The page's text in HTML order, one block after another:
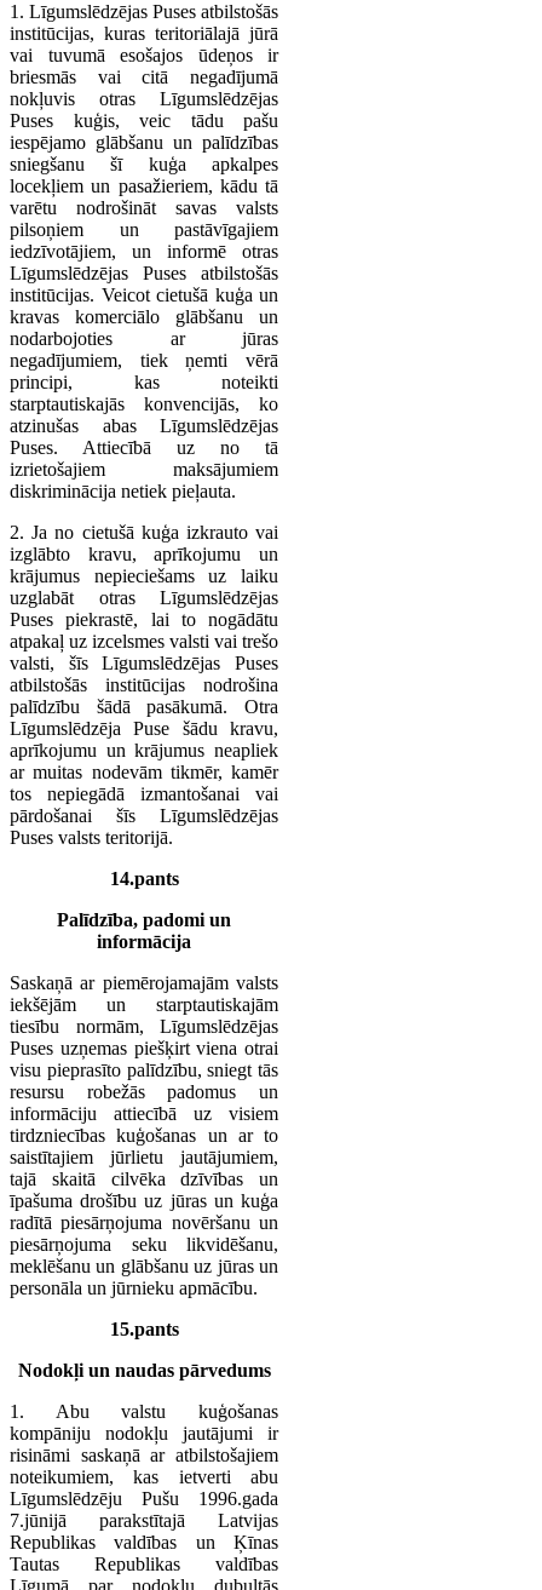
1. Līgumslēdzējas Puses atbilstošās
institūcijas, kuras teritoriālajā jūrā
vai tuvumā esošajos ūdeņos ir
briesmās vai citā negadījumā
nokļuvis otras Līgumslēdzējas
Puses kuģis, veic tādu pašu
iespējamo glābšanu un palīdzības
sniegšanu šī kuģa apkalpes
locekļiem un pasažieriem, kādu tā
varētu nodrošināt savas valsts
pilsoņiem un pastāvīgajiem
iedzīvotājiem, un informē otras
Līgumslēdzējas Puses atbilstošās
institūcijas. Veicot cietušā kuģa un
kravas komerciālo glābšanu un
nodarbojoties ar jūras
negadījumiem, tiek ņemti vērā
principi, kas noteikti
starptautiskajās konvencijās, ko
atzinušas abas Līgumslēdzējas
Puses. Attiecībā uz no tā
izrietošajiem maksājumiem
diskriminācija netiek pieļauta.
2. Ja no cietušā kuģa izkrauto vai
izglābto kravu, aprīkojumu un
krājumus nepieciešams uz laiku
uzglabāt otras Līgumslēdzējas
Puses piekrastē, lai to nogādātu
atpakaļ uz izcelsmes valsti vai trešo
valsti, šīs Līgumslēdzējas Puses
atbilstošās institūcijas nodrošina
palīdzību šādā pasākumā. Otra
Līgumslēdzēja Puse šādu kravu,
aprīkojumu un krājumus neapliek
ar muitas nodevām tikmēr, kamēr
tos nepiegādā izmantošanai vai
pārdošanai šīs Līgumslēdzējas
Puses valsts teritorijā.
14.pants
Palīdzība, padomi un
informācija
Saskaņā ar piemērojamajām valsts
iekšējām un starptautiskajām
tiesību normām, Līgumslēdzējas
Puses uzņemas piešķirt viena otrai
visu pieprasīto palīdzību, sniegt tās
resursu robežās padomus un
informāciju attiecībā uz visiem
tirdzniecības kuģošanas un ar to
saistītajiem jūrlietu jautājumiem,
tajā skaitā cilvēka dzīvības un
īpašuma drošību uz jūras un kuģa
radītā piesārņojuma novēršanu un
piesārņojuma seku likvidēšanu,
meklēšanu un glābšanu uz jūras un
personāla un jūrnieku apmācību.
15.pants
Nodokļi un naudas pārvedums
1. Abu valstu kuģošanas
kompāniju nodokļu jautājumi ir
risināmi saskaņā ar atbilstošajiem
noteikumiem, kas ietverti abu
Līgumslēdzēju Pušu 1996.gada
7.jūnijā parakstītajā Latvijas
Republikas valdības un Ķīnas
Tautas Republikas valdības
Līgumā par nodokļu dubultās